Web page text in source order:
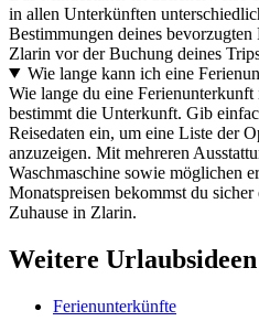
in allen Unterkünften
Bestimmungen deines
Zlarin vor der Buchung deines
Wie lange kann ich eine
Wie lange du eine
bestimmt die Unterkunft. Gib
Reisedaten ein, um eine Liste der
anzuzeigen. Mit mehreren
Waschmaschine sowie möglichen
Monatspreisen bekommst du
Zuhause in Zlarin.
Weitere Urlaubsideen
Ferienunterkünfte